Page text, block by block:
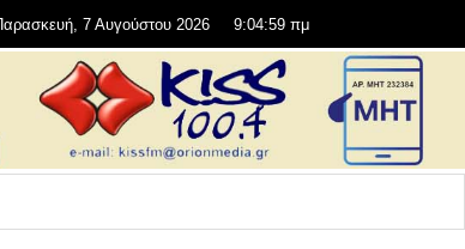
Παρασκευή, 7 Αυγούστου 2026 9:04:59 πμ